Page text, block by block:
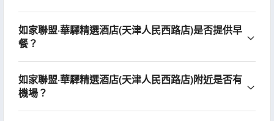
如家聯盟·華驛精選酒店(天津人民西路店)是否提供早
餐？
如家聯盟·華驛精選酒店(天津人民西路店)附近是否有
機場？